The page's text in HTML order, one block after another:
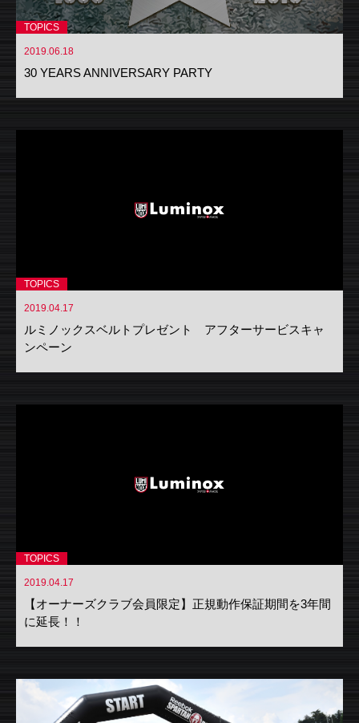
TOPICS
2019.06.18
30 YEARS ANNIVERSARY PARTY
TOPICS
2019.04.17
ルミノックスベルトプレゼント アフターサービスキャ
ンペーン
TOPICS
2019.04.17
【オーナーズクラブ会員限定】正規動作保証期間を3年間
に延長！！